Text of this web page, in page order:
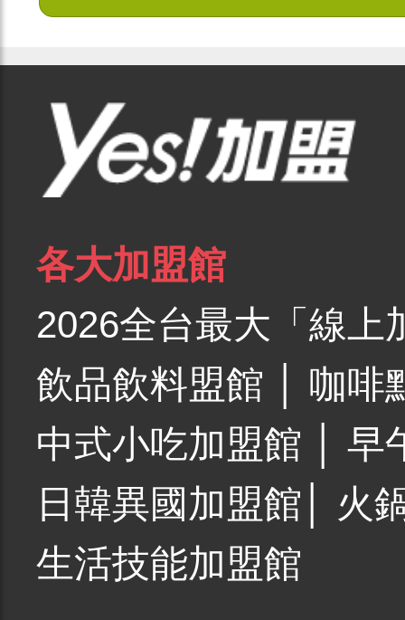
各大加盟館
2026全台最大「線上
飲品飲料盟館
咖啡
中式小吃加盟館
早
日韓異國加盟館
火
生活技能加盟館